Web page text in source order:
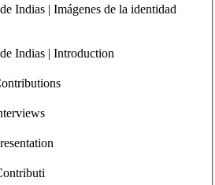
Indias | Imágenes de la identidad
Indias | Introduction